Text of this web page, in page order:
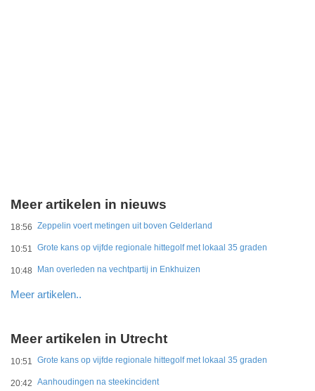
Meer artikelen in nieuws
18:56 Zeppelin voert metingen uit boven Gelderland
10:51 Grote kans op vijfde regionale hittegolf met lokaal 35 graden
10:48 Man overleden na vechtpartij in Enkhuizen
Meer artikelen..
Meer artikelen in Utrecht
10:51 Grote kans op vijfde regionale hittegolf met lokaal 35 graden
20:42 Aanhoudingen na steekincident